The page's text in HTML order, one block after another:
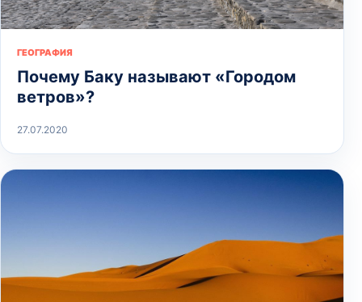
ГЕОГРАФИЯ
Почему Баку называют «Городом
ветров»?
27.07.2020